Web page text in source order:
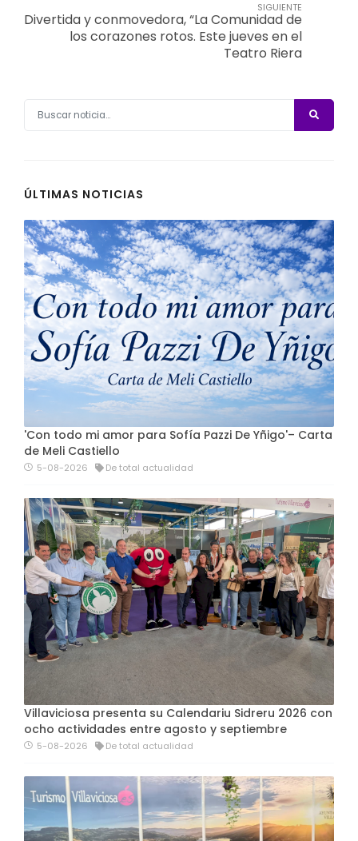
SIGUIENTE
Divertida y conmovedora, “La Comunidad de
los corazones rotos. Este jueves en el
Teatro Riera
ÚLTIMAS NOTICIAS
'Con todo mi amor para Sofía Pazzi De Yñigo'– Carta
de Meli Castiello
5-08-2026 De total actualidad
Villaviciosa presenta su Calendariu Sidreru 2026 con
ocho actividades entre agosto y septiembre
5-08-2026 De total actualidad